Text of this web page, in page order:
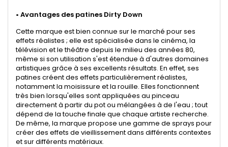
• Avantages des patines Dirty Down
Cette marque est bien connue sur le marché pour ses
effets réalistes ; elle est spécialisée dans le cinéma, la
télévision et le théâtre depuis le milieu des années 80,
même si son utilisation s'est étendue à d'autres domaines
artistiques grâce à ses excellents résultats. En effet, ses
patines créent des effets particulièrement réalistes,
notamment la moisissure et la rouille. Elles fonctionnent
très bien lorsqu'elles sont appliquées au pinceau
directement à partir du pot ou mélangées à de l'eau ; tout
dépend de la touche finale que chaque artiste recherche.
De même, la marque propose une gamme de sprays pour
créer des effets de vieillissement dans différents contextes
et sur différents matériaux.